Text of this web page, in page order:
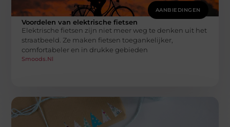
AANBIEDINGEN
Voordelen van elektrische fietsen
Elektrische fietsen zijn niet meer weg te denken uit het
straatbeeld. Ze maken fietsen toegankelijker,
comfortabeler en in drukke gebieden
Smoods.nl